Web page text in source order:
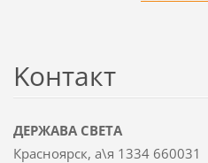
Koнтакт
ДЕРЖАВА СВЕТА
Красноярск, а\я 1334 660031